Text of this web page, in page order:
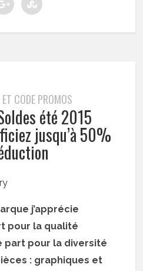
CODE PROMOS
été 2015
jusqu’à 50%
j’apprécie
pour la qualité
part pour la diversité
: graphiques et